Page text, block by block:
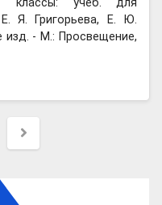
Я. Григорьева, Е. Ю.
изд. - М.: Просвещение,